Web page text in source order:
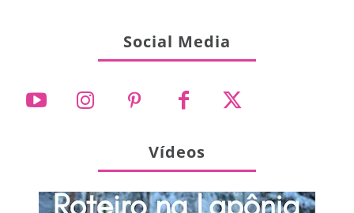
Social Media
Vídeos